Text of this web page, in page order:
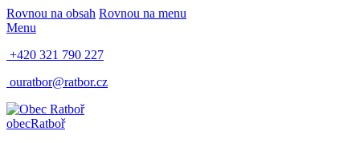
Rovnou na obsah Rovnou na menu
Menu
+420 321 790 227
ouratbor@ratbor.cz
obecRatboř